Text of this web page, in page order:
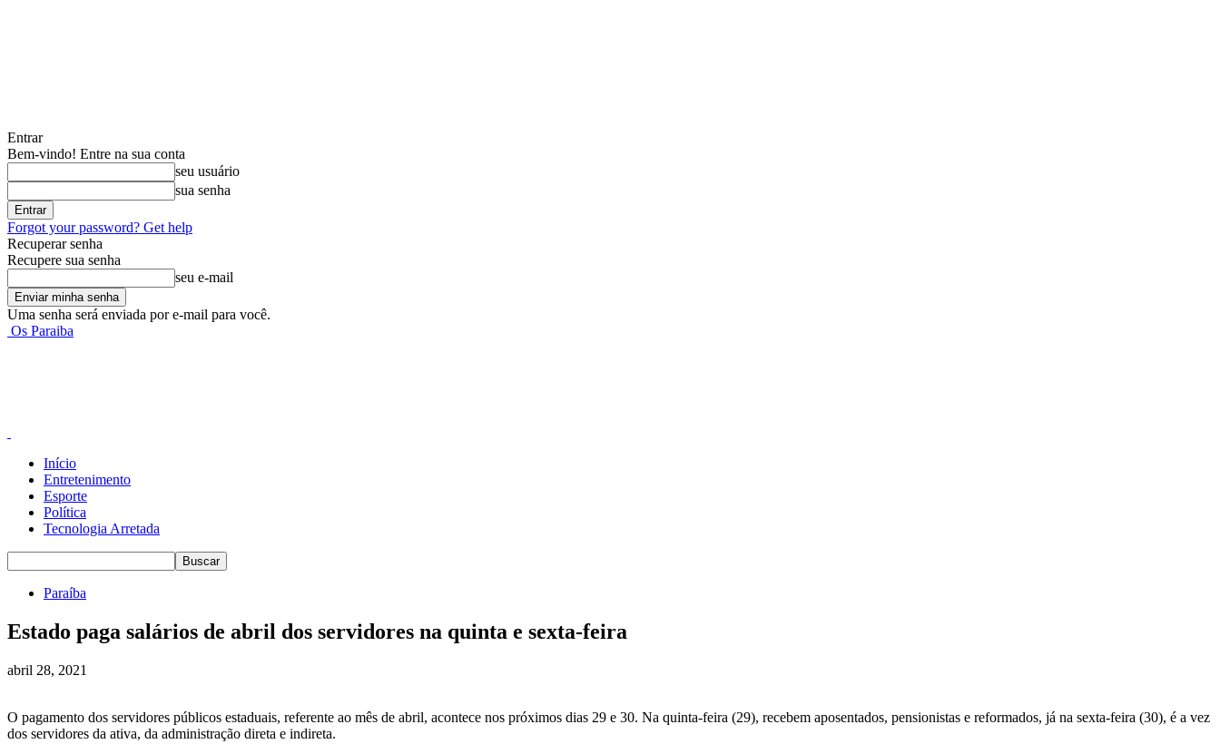
Entrar
Bem-vindo! Entre na sua conta
seu usuário
sua senha
Forgot your password? Get help
Recuperar senha
Recupere sua senha
seu e-mail
Uma senha será enviada por e-mail para você.
Os Paraiba
Início
Entretenimento
Esporte
Política
Tecnologia Arretada
Paraíba
Estado paga salários de abril dos servidores na quinta e sexta-feira
abril 28, 2021
O pagamento dos servidores públicos estaduais, referente ao mês de abril, acontece nos próximos dias 29 e 30. Na quinta-feira (29), recebem aposentados, pensionistas e reformados, já na sexta-feira (30), é a vez
dos servidores da ativa, da administração direta e indireta.